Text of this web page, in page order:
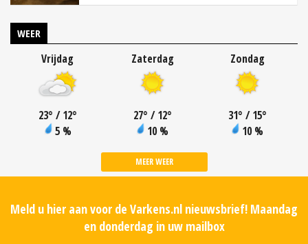
WEER
Vrijdag
23° / 12°
5 %
Zaterdag
27° / 12°
10 %
Zondag
31° / 15°
10 %
MEER WEER
Meld u hier aan voor de Varkens.nl nieuwsbrief! Maandag
en donderdag in uw mailbox